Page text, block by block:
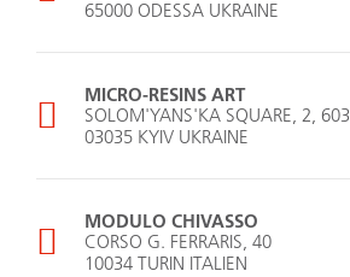
65000 ODESSA UKRAINE
MICRO-­RESINS ART
SOLOM'YANS'KA SQUARE, 2, 603
03035 KYIV UKRAINE
MODULO CHIVASSO
CORSO G. FERRARIS, 40
10034 TURIN ITALIEN